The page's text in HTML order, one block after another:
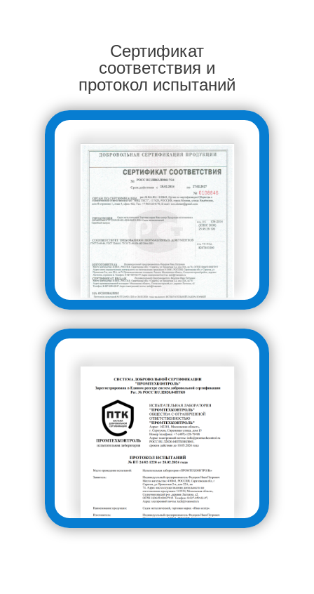
Сертификат
соответствия и
протокол испытаний